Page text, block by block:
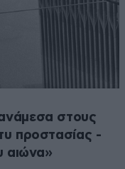
στους
προστασίας -
αιώνα»